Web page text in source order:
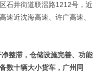
石井街道联滘路1212号，近
速近沈海高速、许广高速、
整滞，仓储设施完善、功能
数十辆大小货车，广州同